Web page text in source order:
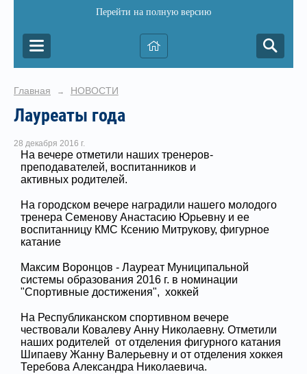
Перейти на полную версию
Главная → НОВОСТИ
Лауреаты года
28 декабря 2016 г.
На вечере отметили наших тренеров-
преподавателей, воспитанников и
активных родителей.
На городском вечере наградили нашего молодого
тренера Семенову Анастасию Юрьевну и ее
воспитанницу КМС Ксению Митрукову, фигурное
катание
Максим Воронцов - Лауреат Муниципальной
системы образования 2016 г. в номинации
"Спортивные достижения", хоккей
На Республиканском спортивном вечере
чествовали Ковалеву Анну Николаевну. Отметили
наших родителей от отделения фигурного катания
Шипаеву Жанну Валерьевну и от отделения хоккея
Теребова Александра Николаевича.